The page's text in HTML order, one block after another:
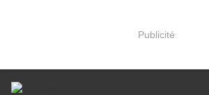
Publicité